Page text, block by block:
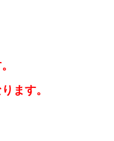
ます。